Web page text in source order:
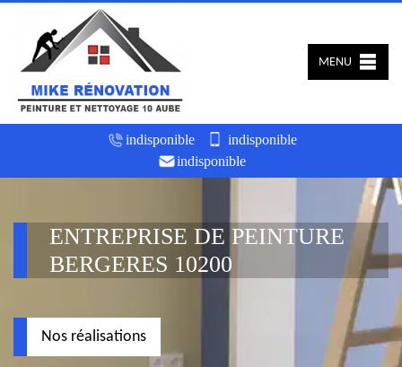
indisponible
indisponible
indisponible
MENU
ENTREPRISE DE PEINTURE
BERGERES 10200
Nos réalisations